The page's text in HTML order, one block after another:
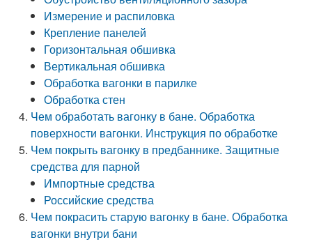
Измерение и распиловка
Крепление панелей
Горизонтальная обшивка
Вертикальная обшивка
Обработка вагонки в парилке
Обработка стен
Чем обработать вагонку в бане. Обработка
поверхности вагонки. Инструкция по обработке
Чем покрыть вагонку в предбаннике. Защитные
средства для парной
Импортные средства
Российские средства
Чем покрасить старую вагонку в бане. Обработка
вагонки внутри бани